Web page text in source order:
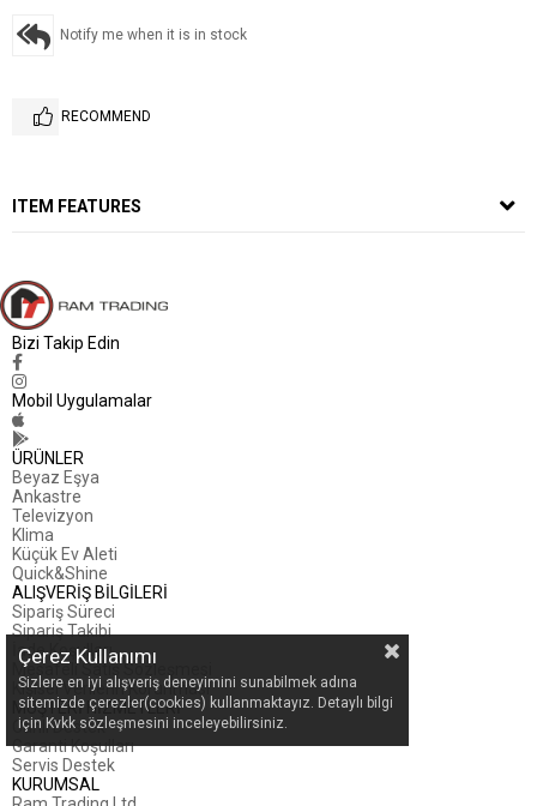
Notify me when it is in stock
RECOMMEND
ITEM FEATURES
Bizi Takip Edin
Mobil Uygulamalar
ÜRÜNLER
Beyaz Eşya
Ankastre
Televizyon
Klima
Küçük Ev Aleti
Quick&Shine
ALIŞVERİŞ BİLGİLERİ
Sipariş Süreci
Sipariş Takibi
İade Koşulları
Mesafeli Satış Sözleşmesi
Kişisel Verilerin Korunması
MÜŞTERİ HİZMETLERİ
Canlı Destek
Garanti Koşulları
Servis Destek
KURUMSAL
Çerez Kullanımı
Sizlere en iyi alışveriş deneyimini sunabilmek adına
sitemizde çerezler(cookies) kullanmaktayız. Detaylı bilgi
için Kvkk sözleşmesini inceleyebilirsiniz.